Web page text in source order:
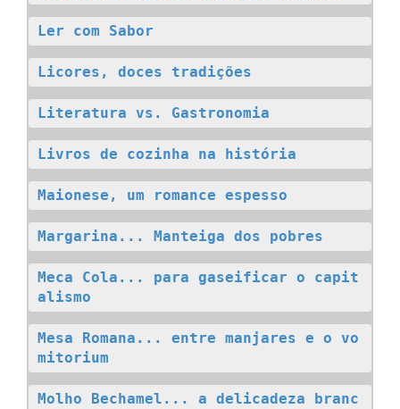
Ler com Sabor
Licores, doces tradições
Literatura vs. Gastronomia
Livros de cozinha na história
Maionese, um romance espesso
Margarina... Manteiga dos pobres
Meca Cola... para gaseificar o capit
alismo
Mesa Romana... entre manjares e o vo
mitorium
Molho Bechamel... a delicadeza branc